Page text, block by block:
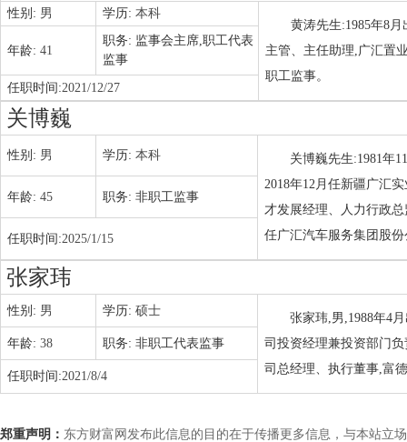
性别: 男 学历: 本科
黄涛先生:1985年8
主管、主任助理,广汇置
职工监事。
年龄: 41
职务: 监事会主席,职工代表
监事
任职时间:2021/12/27
关博巍
性别: 男 学历: 本科
关博巍先生:1981年
2018年12月任新疆广汇
才发展经理、人力行政
任广汇汽车服务集团股
年龄: 45 职务: 非职工监事
任职时间:2025/1/15
张家玮
性别: 男 学历: 硕士
张家玮,男,1988年4
司投资经理兼投资部门
司总经理、执行董事,富
年龄: 38 职务: 非职工代表监事
任职时间:2021/8/4
郑重声明： 东方财富网发布此信息的目的在于传播更多信息，与本站立